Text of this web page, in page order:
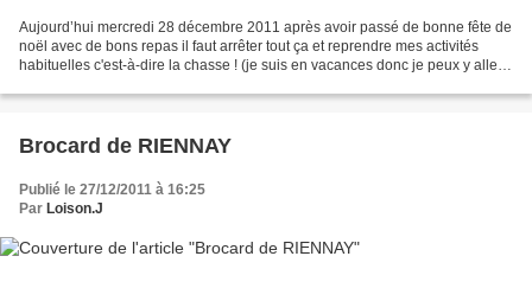
Aujourd’hui mercredi 28 décembre 2011 après avoir passé de bonne fête de
noël avec de bons repas il faut arrêter tout ça et reprendre mes activités
habituelles c'est-à-dire la chasse ! (je suis en vacances donc je peux y aller
Brocard de RIENNAY
Publié le 27/12/2011 à 16:25
Par Loison.J